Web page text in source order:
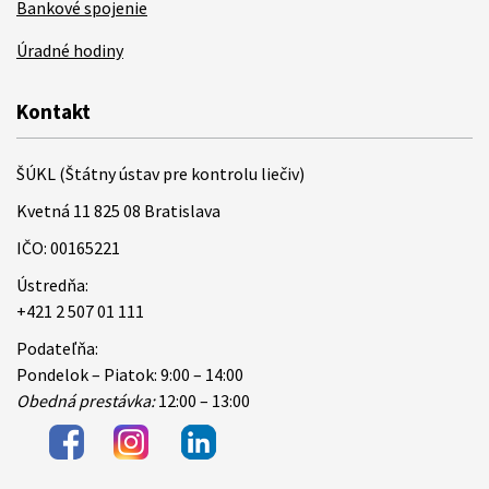
Bankové spojenie
Úradné hodiny
Kontakt
ŠÚKL (Štátny ústav pre kontrolu liečiv)
Kvetná 11 825 08 Bratislava
IČO: 00165221
Ústredňa:
+421 2 507 01 111
Podateľňa:
Pondelok – Piatok: 9:00 – 14:00
Obedná prestávka:12:00 – 13:00